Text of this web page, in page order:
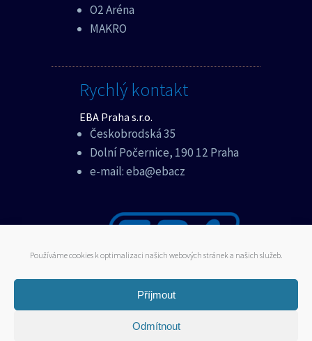
Používáme cookies k optimalizaci našich webových stránek a našich služeb.
Příjmout
Odmítnout
O2 Aréna
MAKRO
Rychlý kontakt
EBA Praha s.r.o.
Českobrodská 35
Dolní Počernice, 190 12 Praha
e-mail:eba@ebacz
© 2016 EBA CZ - všechna práva